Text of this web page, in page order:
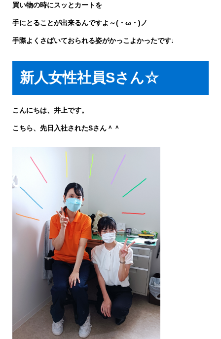
買い物の時にスッとカートを
手にとることが出来るんですよ～(・ω・)ノ
手際よくさばいておられる姿がかっこよかったです♩
新人女性社員Sさん☆
こんにちは、井上です。
こちら、先日入社されたSさん＾＾